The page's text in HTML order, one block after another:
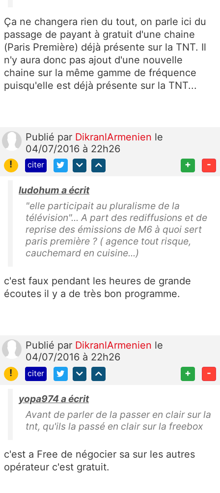
Ça ne changera rien du tout, on parle ici du
passage de payant à gratuit d'une chaine
(Paris Première) déjà présente sur la TNT. Il
n'y aura donc pas ajout d'une nouvelle
chaine sur la même gamme de fréquence
puisqu'elle est déjà présente sur la TNT...
Publié par DikranlArmenien le
04/07/2016 à 22h26
!
citer + -
ludohum a écrit
"elle participait au pluralisme de la
télévision"... A part des rediffusions et de
reprise des émissions de M6 à quoi sert
paris première ? ( agence tout risque,
cauchemard en cuisine...)
c'est faux pendant les heures de grande
écoutes il y a de très bon programme.
Publié par DikranlArmenien le
04/07/2016 à 22h26
!
citer + -
yopa974 a écrit
Avant de parler de la passer en clair sur la
tnt, qu'ils la passé en clair sur la freebox
c'est a Free de négocier sa sur les autres
opérateur c'est gratuit.